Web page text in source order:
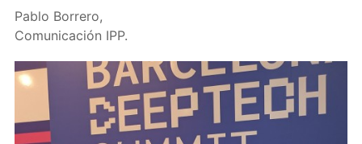
Pablo Borrero,
Comunicación IPP.